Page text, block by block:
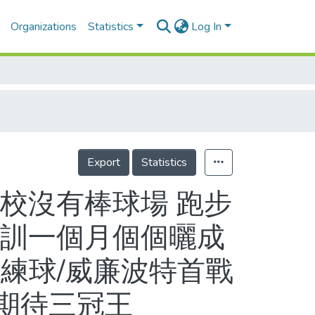
Organizations Statistics Log In
Export Statistics
沒有棒球場 跑步
一個月個個曬成
球/威廉波特首戰
待三冠王